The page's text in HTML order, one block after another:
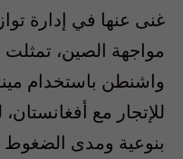
غنى عنها في إدارة
مواجهة الصين،
واشنطن باستخدام
للإتجار مع
بنوعية ومدى